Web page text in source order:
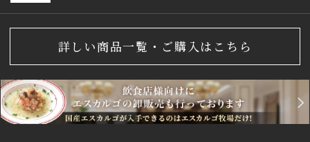
詳しい商品一覧・ご購入はこちら